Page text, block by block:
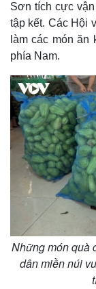
Thế giới
Quan sát
Cuộc sống đó đây
Hồ sơ
Sơn tích cực
tập kết. Các Hội
làm các món
phía Nam.
Những món quà
dân miền núi